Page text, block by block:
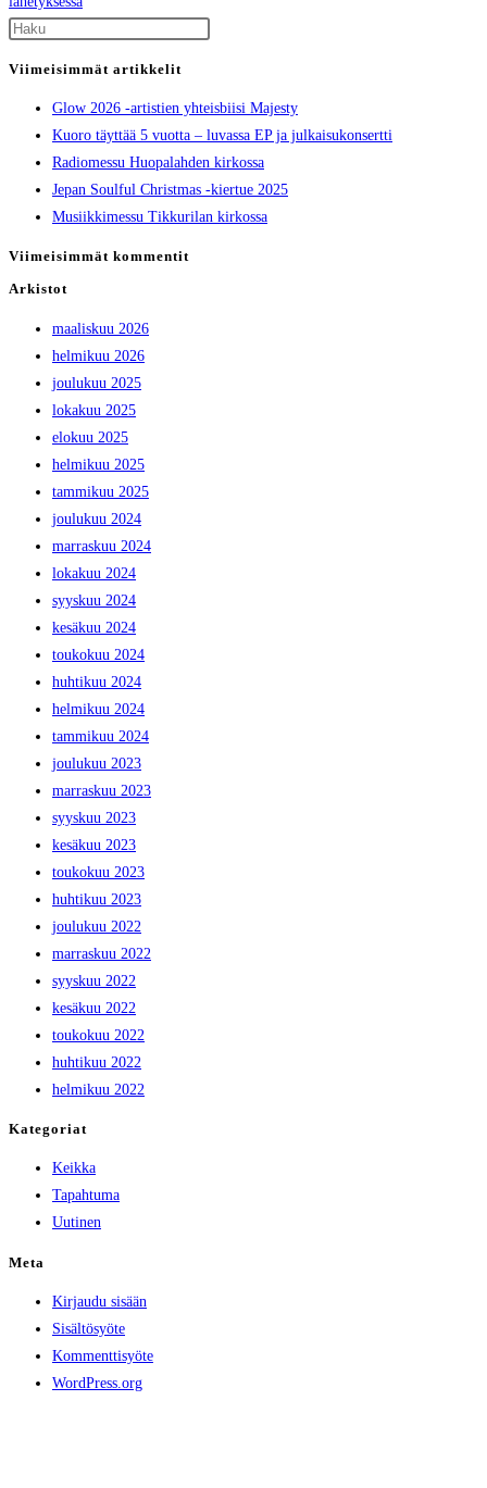
close
the
search
panel.
Viimeisimmät artikkelit
Glow 2026 -artistien yhteisbiisi Majesty
Kuoro täyttää 5 vuotta – luvassa EP ja julkaisukonsertti
Radiomessu Huopalahden kirkossa
Jepan Soulful Christmas -kiertue 2025
Musiikkimessu Tikkurilan kirkossa
Viimeisimmät kommentit
Arkistot
maaliskuu 2026
helmikuu 2026
joulukuu 2025
lokakuu 2025
elokuu 2025
helmikuu 2025
tammikuu 2025
joulukuu 2024
marraskuu 2024
lokakuu 2024
syyskuu 2024
kesäkuu 2024
toukokuu 2024
huhtikuu 2024
helmikuu 2024
tammikuu 2024
joulukuu 2023
marraskuu 2023
syyskuu 2023
kesäkuu 2023
toukokuu 2023
huhtikuu 2023
joulukuu 2022
marraskuu 2022
syyskuu 2022
kesäkuu 2022
toukokuu 2022
huhtikuu 2022
helmikuu 2022
Kategoriat
Keikka
Tapahtuma
Uutinen
Meta
Kirjaudu sisään
Sisältösyöte
Kommenttisyöte
WordPress.org